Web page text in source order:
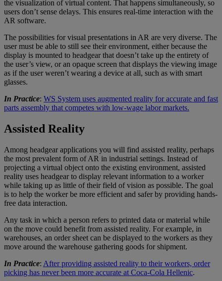
the visualization of virtual content. That happens simultaneously, so
users don’t sense delays. This ensures real-time interaction with the
AR software.
The possibilities for visual presentations in AR are very diverse. The
user must be able to still see their environment, either because the
display is mounted to headgear that doesn’t take up the entirety of
the user’s view, or an opaque screen that displays the viewing image
as if the user weren’t wearing a device at all, such as with smart
glasses.
In Practice: WS System uses augmented reality for accurate and fast
parts assembly that competes with low-wage labor markets.
Assisted Reality
Among headgear applications you will find assisted reality, perhaps
the most prevalent form of AR in industrial settings. Instead of
projecting a virtual object onto the existing environment, assisted
reality uses headgear to display relevant information to a worker
while taking up as little of their field of vision as possible. The goal
is to help the worker be more efficient and safer by providing hands-
free data interaction.
Any task in which a person refers to printed data or material while
on the move could benefit from assisted reality. For example, in
warehouses, an order sheet can be displayed to the workers as they
move around the warehouse gathering goods for shipment.
In Practice: After providing assisted reality to their workers, order
picking has never been more accurate at Coca-Cola Hellenic.